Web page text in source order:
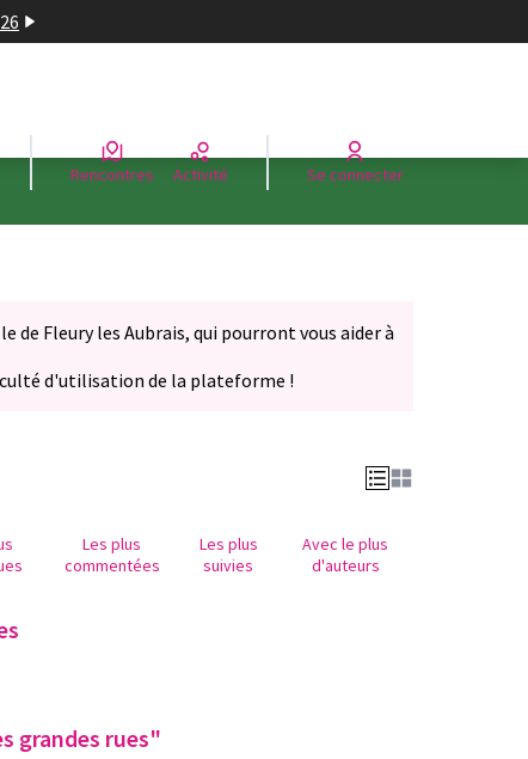
Rencontres Activité Se connecter
de Fleury les Aubrais, qui pourront vous aider à
d'utilisation de la plateforme !
Les plus
commentées
Les plus
suivies
Avec le plus
d'auteurs
grandes rues"